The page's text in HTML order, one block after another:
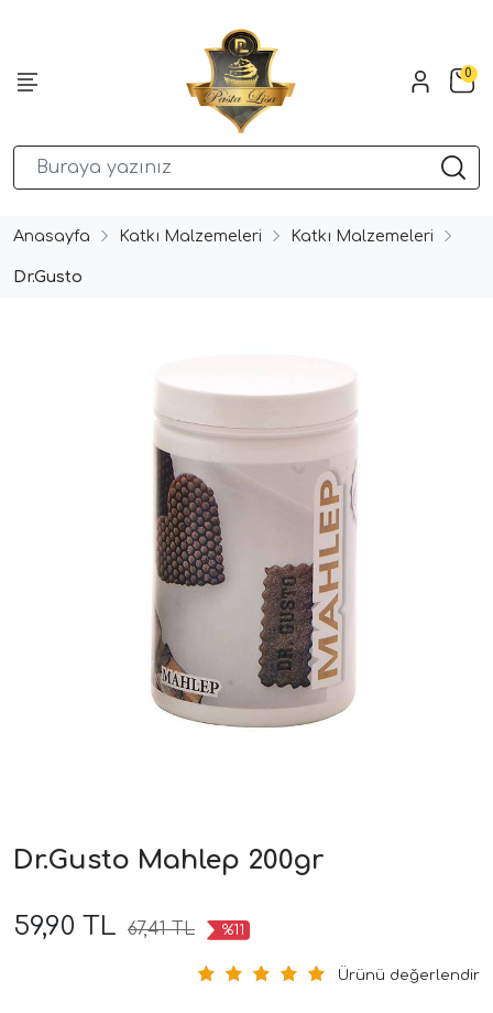
0
Anasayfa Katkı Malzemeleri Katkı Malzemeleri
Dr.Gusto
Dr.Gusto Mahlep 200gr
59,90 TL 67,41 TL %11
Ürünü değerlendir